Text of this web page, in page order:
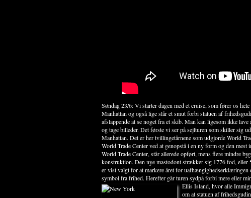
Søndag 23/6: Vi starter dagen med et cruise, som fører os
Manhattan og også lige slår et smut forbi statuen af
afslappende at se noget fra et skib. Man kan ligesom ikke lave
og tage billeder. Det første vi ser på sejlturen som skiller sig
Manhattan. Det er her tvillingetårnene som udgjorde World
World Trade Center ved at genopstå i en ny form og den mest
World Trade Center, står allerede opført, mens flere mindre
konstruktion. Den nye mastodont strækker sig 1776 fod, eller
er vist valgt for at markere året for uafhængighedserklæringen
symbol fra frihed. Herefter går turen sydpå forbi mere eller
Ellis Island, hvor alle
om at statuen af